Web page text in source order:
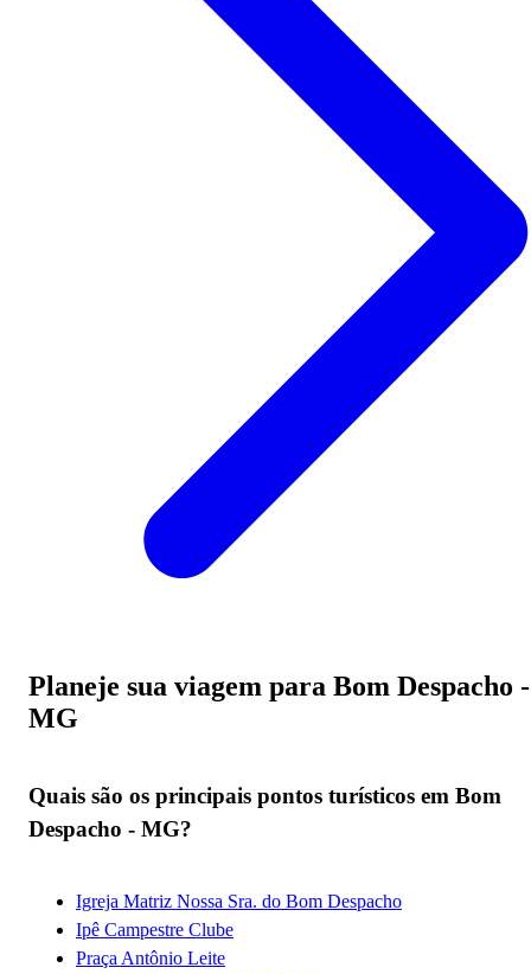
Planeje sua viagem para Bom Despacho -
MG
Quais são os principais pontos turísticos em Bom
Despacho - MG?
Igreja Matriz Nossa Sra. do Bom Despacho
Ipê Campestre Clube
Praça Antônio Leite